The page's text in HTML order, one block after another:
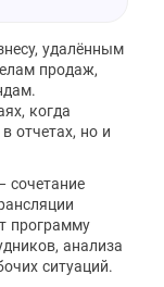
удалённым
продаж,
когда
отчетах, но и
сочетание
программу
анализа
ситуаций.